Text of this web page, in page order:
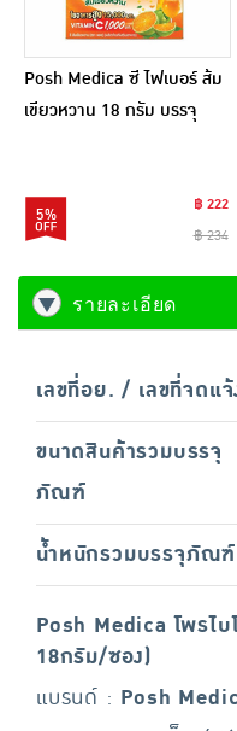
Posh Medica ซี ไฟเบอร์ ส้ม
เขียวหวาน 18 กรัม บรรจุ
5%
฿ 222
฿ 234
รายละเอียด
เลขที่อย. / เลขที่จดแจ้
ขนาดสินค้ารวมบรรจุ
ภัณฑ์
น้ำหนักรวมบรรจุภัณฑ์
Posh Medica โพรไ
18กรัม/ซอง)
แบรนด์ : Posh